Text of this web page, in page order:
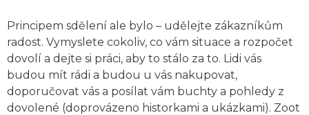
Principem sdělení ale bylo – udělejte zákazníkům
radost. Vymyslete cokoliv, co vám situace a rozpočet
dovolí a dejte si práci, aby to stálo za to. Lidi vás
budou mít rádi a budou u vás nakupovat,
doporučovat vás a posílat vám buchty a pohledy z
dovolené (doprovázeno historkami a ukázkami). Zoot